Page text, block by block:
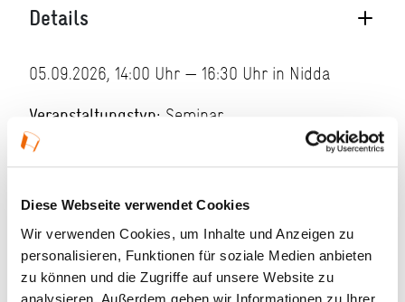
Diese Webseite verwendet Cookies
Wir verwenden Cookies, um Inhalte und Anzeigen zu
personalisieren, Funktionen für soziale Medien anbieten
zu können und die Zugriffe auf unsere Website zu
analysieren. Außerdem geben wir Informationen zu Ihrer
Details
05.09.2026, 14:00 Uhr — 16:30 Uhr in Nidda
Veranstaltungstyp: Seminar
Ort und Anfahrt
Veranstaltet von